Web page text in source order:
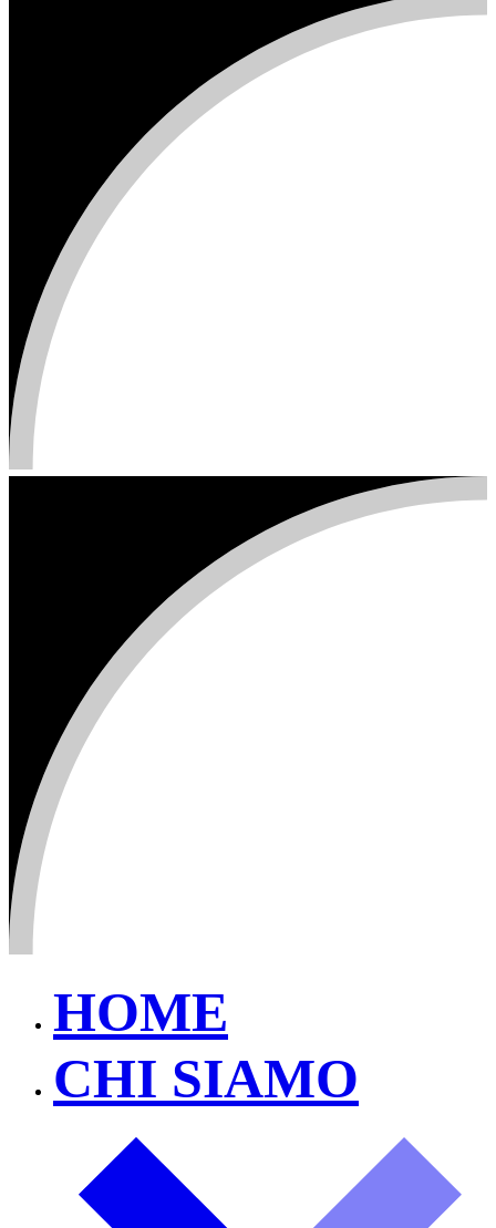
HOME
CHI SIAMO